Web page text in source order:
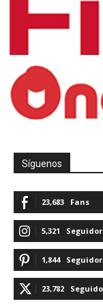
Síguenos
23,683 Fans
5,321
1,844
23,782